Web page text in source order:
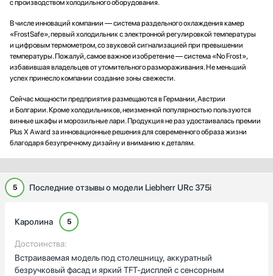
с производством холодильного оборудования.
В числе инноваций компании — система раздельного охлаждения камер
«FrostSafe», первый холодильник с электронной регулировкой температуры
и цифровым термометром, со звуковой сигнализацией при превышении
температуры. Пожалуй, самое важное изобретение — система «No Frost»,
избавившая владельцев от утомительного размораживания. Не меньший
успех принесло компании создание зоны свежести.
Сейчас мощности предприятия размещаются в Германии, Австрии
и Болгарии. Кроме холодильников, неизменной популярностью пользуются
винные шкафы и морозильные лари. Продукция не раз удостаивалась премии
Plus X Award за инновационные решения для современного образа жизни
благодаря безупречному дизайну и вниманию к деталям.
5 Последние отзывы о модели Liebherr URc 375i
Каролина 5
Достоинства:
Встраиваемая модель под столешницу, аккуратный
безручковый фасад и яркий TFT-дисплей с сенсорным